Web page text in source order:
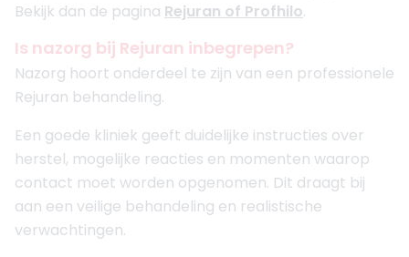
Bekijk dan de pagina Rejuran of Profhilo.
Is nazorg bij Rejuran inbegrepen?
Nazorg hoort onderdeel te zijn van een professionele
Rejuran behandeling.
Een goede kliniek geeft duidelijke instructies over
herstel, mogelijke reacties en momenten waarop
contact moet worden opgenomen. Dit draagt bij
aan een veilige behandeling en realistische
verwachtingen.